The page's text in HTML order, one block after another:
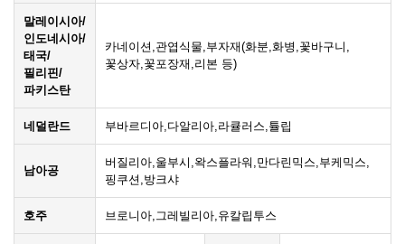
말레이시아/
인도네시아/
태국/
필리핀/
파키스탄
카네이션,관엽식물,부자재(화분,화병,꽃바구니,
꽃상자,꽃포장재,리본 등)
네덜란드 부바르디아,다알리아,라큘러스,튤립
남아공
버질리아,울부시,왁스플라워,만다린믹스,부케믹스,
핑쿠션,방크샤
호주 브로니아,그레빌리아,유칼립투스